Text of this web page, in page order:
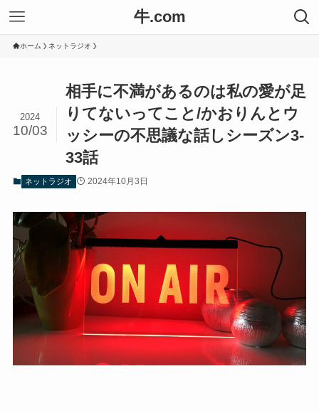
牛.com
ホーム ネットラジオ
相手に不満があるのは私の愛が足
りてないってこと/かおりんとウ
ッシーの不思議な話しシーズン3-
33話
2024
10/03
ネットラジオ 2024年10月3日